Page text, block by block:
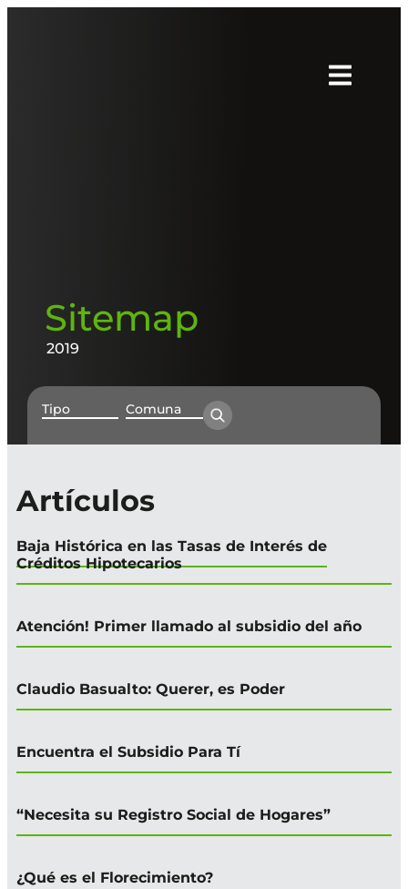
Sitemap
2019
Artículos
Baja Histórica en las Tasas de Interés de
Créditos Hipotecarios
Atención! Primer llamado al subsidio del año
Claudio Basualto: Querer, es Poder
Encuentra el Subsidio Para Tí
“Necesita su Registro Social de Hogares”
¿Qué es el Florecimiento?